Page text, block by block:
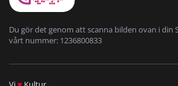
Du gör det genom att scanna bilden ovan i din
vårt nummer: 1236800833